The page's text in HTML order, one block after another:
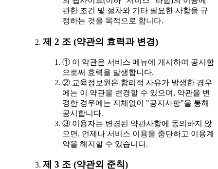
관한 조건 및 절차와 기타 필요한 사항을 규
정하는 것을 목적으로 합니다.
제 2 조 (약관의 효력과 변경)
① 이 약관은 서비스 메뉴에 게시하여 공시함
으로써 효력을 발생합니다.
② 교육정보원은 합리적 사유가 발생한 경우
에는 이 약관을 변경할 수 있으며, 약관을 변
경한 경우에는 지체없이 "공지사항"을 통해
공시합니다.
③ 이용자는 변경된 약관사항에 동의하지 않
으면, 언제나 서비스 이용을 중단하고 이용계
약을 해지할 수 있습니다.
제 3 조 (약관외 준칙)